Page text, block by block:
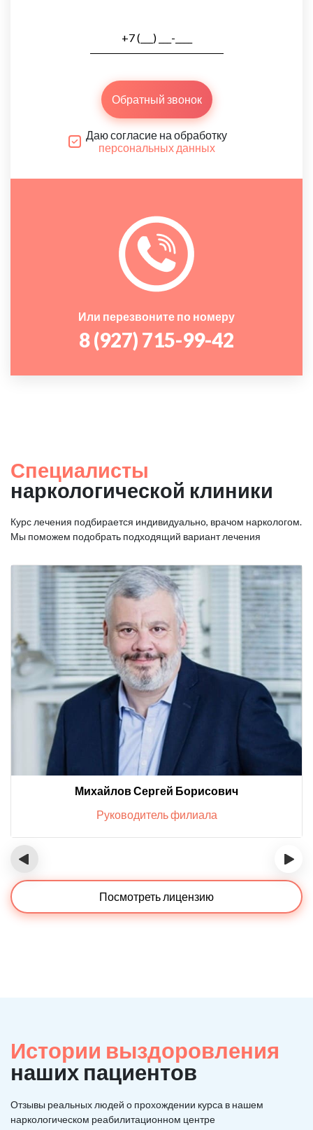
Обратный звонок
Даю согласие на обработку
персональных данных
Или перезвоните по номеру
8 (927) 715-99-42
Специалисты
наркологической клиники
Курс лечения подбирается индивидуально, врачом наркологом.
Мы поможем подобрать подходящий вариант лечения
Михайлов Сергей Борисович
Руководитель филиала
‹ ›
Посмотреть лицензию
Истории выздоровления
наших пациентов
Отзывы реальных людей о прохождении курса в нашем
наркологическом реабилитационном центре